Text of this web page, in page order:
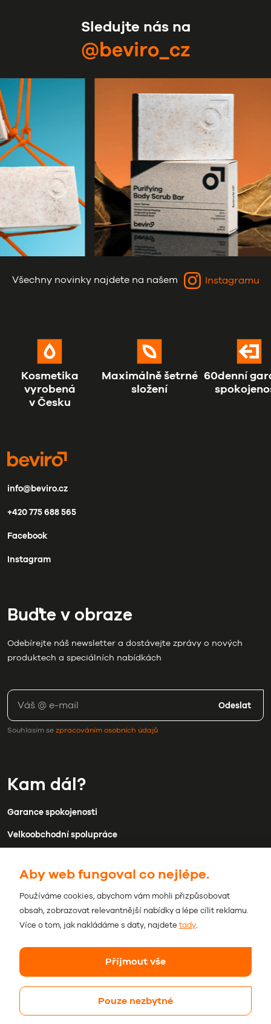
Sledujte nás na
@beviro_cz
Všechny novinky najdete na našem Instagramu
Kosmetika
vyrobená
v Česku
Maximálně šetrné
složení
60denní
info@beviro.cz
+420 775 688 565
Facebook
Instagram
Buďte v obraze
Odebírejte náš newsletter a dostávejte zprávy o nových
produktech a speciálních nabídkách
Odeslat
Souhlasím sezpracováním osobních údajů
Kam dál?
Garance spokojenosti
Velkoobchodní spolupráce
Kontakty
Obchodní podmínky
Ochrana osobních údajů
© 2026 Beviro. Všechna práva vyhrazena.
Aby web fungoval co nejlépe.
Používáme cookies, abychom vám mohli přizpůsobovat
obsah, zobrazovat relevantnější nabídky a lépe cílit reklamu.
Více o tom, jak nakládáme s daty, najdete tady.
Pouze nezbytné
Příjmout vše